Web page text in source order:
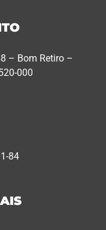
– Bom Retiro –
000
84